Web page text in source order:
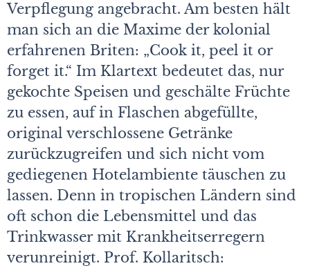
Verpflegung angebracht. Am besten hält
man sich an die Maxime der kolonial
erfahrenen Briten: „Cook it, peel it or
forget it.“ Im Klartext bedeutet das, nur
gekochte Speisen und geschälte Früchte
zu essen, auf in Flaschen abgefüllte,
original verschlossene Getränke
zurückzugreifen und sich nicht vom
gediegenen Hotelambiente täuschen zu
lassen. Denn in tropischen Ländern sind
oft schon die Lebensmittel und das
Trinkwasser mit Krankheitserregern
verunreinigt. Prof. Kollaritsch: